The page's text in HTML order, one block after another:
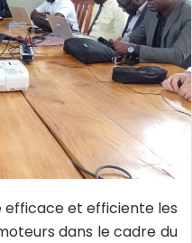
efficace et efficiente les
dans le cadre du